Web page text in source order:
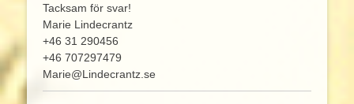
Tacksam för svar!
Marie Lindecrantz
+46 31 290456
+46 707297479
Marie@Lindecrantz.se